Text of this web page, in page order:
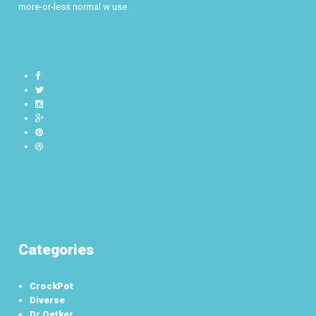
more-or-less normal w use.
Categories
CrockPot
Diverse